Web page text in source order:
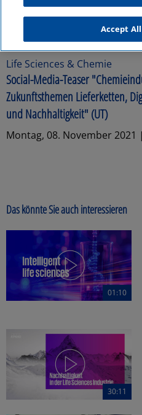
Life Sciences & Chemie
Social-Media-Teaser
Zukunftsthemen Lieferketten,
und Nachhaltigkeit" (UT)
Montag, 08. November 2021
Das könnte Sie auch interessieren
01:10
30:11
Accept